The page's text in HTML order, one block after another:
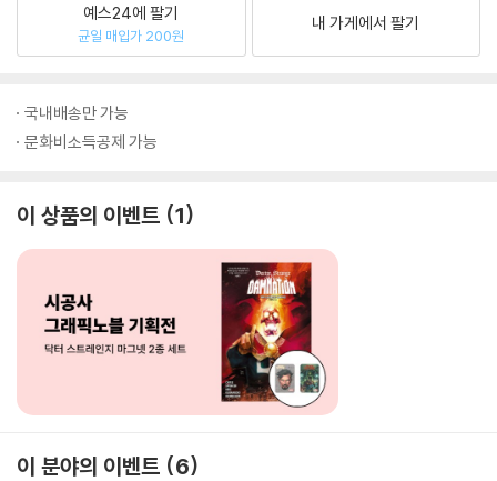
예스24에 팔기
균일 매입가 200원
내 가게에서 팔기
국내배송만 가능
문화비소득공제 가능
이 상품의 이벤트 1
이 분야의 이벤트 6